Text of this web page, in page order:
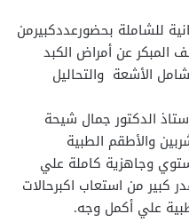
للشاملة بحضورعددكبيرمن
الكشف المبكر عن أمراض الكبد
الأشعة والتحاليل
الدكتور جمال شيحة
والأطقم الطبية
وجاهزية كاملة علي
من استعاب اكبرحالات
علي أكمل وجه.